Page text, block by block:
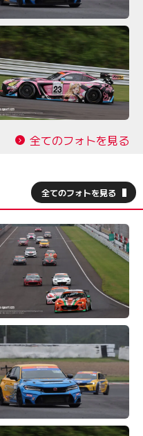
全てのフォトを見る
全てのフォトを見る